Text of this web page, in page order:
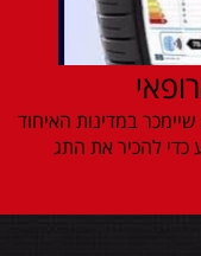
כל צמיג חדש שיימכר במדינות האיחוד
כדי להכיר את התג